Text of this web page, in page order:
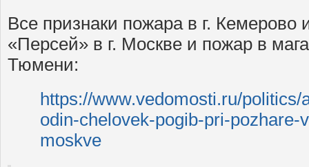
Все признаки пожара в г.
«Персей» в г. Москве и пожар в
Тюмени:
https://www.vedomosti.ru/
odin-chelovek-pogib-pri-pozhare-
moskve